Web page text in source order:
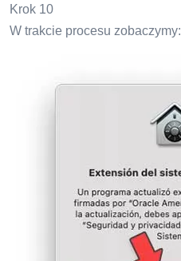
Krok 10
W trakcie procesu zobaczymy: